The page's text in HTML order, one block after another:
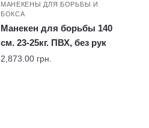
МАНЕКЕНЫ ДЛЯ БОРЬБЫ И
БОКСА
Манекен для борьбы 140
см. 23-25кг. ПВХ, без рук
2,873.00 грн.